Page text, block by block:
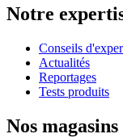
Notre
Conseils
Actualités
Reportages
Tests produits
Nos magasins